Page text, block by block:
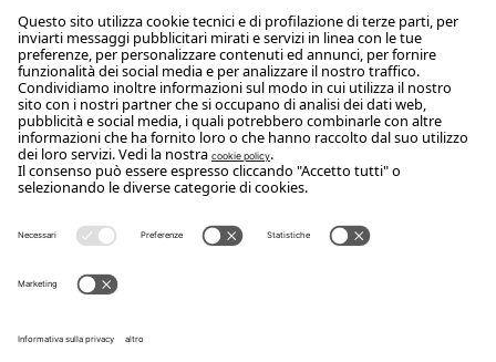
Iscriviti
Copyright Flou 2026
Modifica impostazioni privacy